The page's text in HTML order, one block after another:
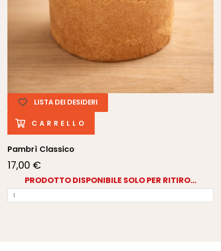
LISTA DEI DESIDERI
CARRELLO
Pambrì Classico
17,00 €
PRODOTTO DISPONIBILE SOLO PER RITIRO...